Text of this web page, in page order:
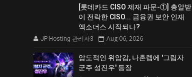
[롯데카드 CISO 제재 파문-①] 총알받
이 전락한 CISO... 금융권 보안 인재
엑소더스 시작되나?
JP-Hosting 관리자3 Aug 06, 2026
압도적인 위압감, 나혼렙에 '그림자
군주 성진우' 등장